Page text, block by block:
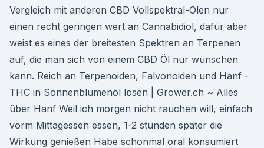
Vergleich mit anderen CBD Vollspektral-Ölen nur
einen recht geringen wert an Cannabidiol, dafür aber
weist es eines der breitesten Spektren an Terpenen
auf, die man sich von einem CBD Öl nur wünschen
kann. Reich an Terpenoiden, Falvonoiden und Hanf -
THC in Sonnenblumenöl lösen | Grower.ch ~ Alles
über Hanf Weil ich morgen nicht rauchen will, einfach
vorm Mittagessen essen, 1-2 stunden später die
Wirkung genießen Habe schonmal oral konsumiert